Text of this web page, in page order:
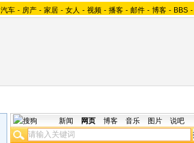
汽车 - 房产 - 家居 - 女人 - 视频 - 播客 - 邮件 - 博客 - BBS -
新闻 网页 博客 音乐 图片 说吧